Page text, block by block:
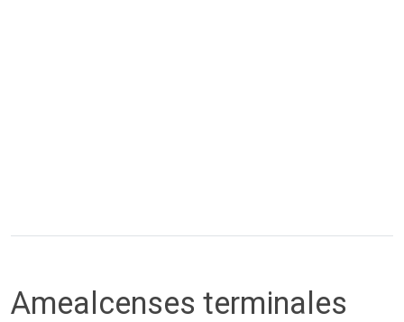
Amealcenses terminales